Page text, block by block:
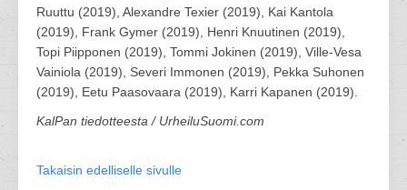
Ruuttu (2019), Alexandre Texier (2019), Kai Kantola
(2019), Frank Gymer (2019), Henri Knuutinen (2019),
Topi Piipponen (2019), Tommi Jokinen (2019), Ville-Vesa
Vainiola (2019), Severi Immonen (2019), Pekka Suhonen
(2019), Eetu Paasovaara (2019), Karri Kapanen (2019).
KalPan tiedotteesta / UrheiluSuomi.com
Takaisin edelliselle sivulle